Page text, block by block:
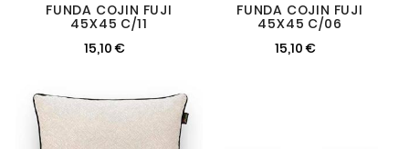
FUNDA COJIN FUJI
45X45 C/11
15,10 €
FUNDA COJIN FUJI
45X45 C/06
15,10 €